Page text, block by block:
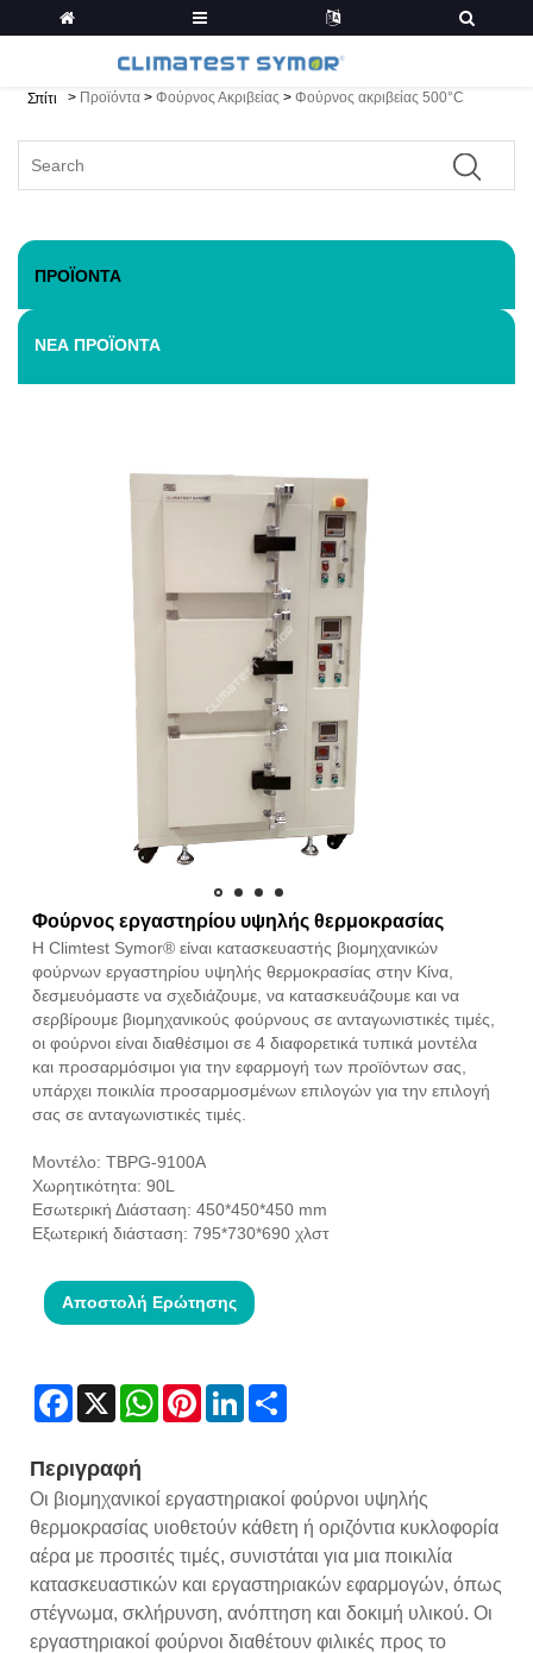
Σπίτι > Προϊόντα > Φούρνος Ακριβείας > Φούρνος ακριβείας 500°C
ΠΡΟΪΌΝΤΑ
ΝΈΑ ΠΡΟΪΌΝΤΑ
Φούρνος εργαστηρίου υψηλής θερμοκρασίας
Η Climtest Symor® είναι κατασκευαστής βιομηχανικών
φούρνων εργαστηρίου υψηλής θερμοκρασίας στην Κίνα,
δεσμευόμαστε να σχεδιάζουμε, να κατασκευάζουμε και να
σερβίρουμε βιομηχανικούς φούρνους σε ανταγωνιστικές τιμές,
οι φούρνοι είναι διαθέσιμοι σε 4 διαφορετικά τυπικά μοντέλα
και προσαρμόσιμοι για την εφαρμογή των προϊόντων σας,
υπάρχει ποικιλία προσαρμοσμένων επιλογών για την επιλογή
σας σε ανταγωνιστικές τιμές.
Μοντέλο: TBPG-9100A
Χωρητικότητα: 90L
Εσωτερική Διάσταση: 450*450*450 mm
Εξωτερική διάσταση: 795*730*690 χλστ
Αποστολή Ερώτησης
Facebook
X WhatsAppPinterestLinkedIn
Περιγραφή
Οι βιομηχανικοί εργαστηριακοί φούρνοι υψηλής
θερμοκρασίας υιοθετούν κάθετη ή οριζόντια κυκλοφορία
αέρα με προσιτές τιμές, συνιστάται για μια ποικιλία
κατασκευαστικών και εργαστηριακών εφαρμογών, όπως
στέγνωμα, σκλήρυνση, ανόπτηση και δοκιμή υλικού. Οι
εργαστηριακοί φούρνοι διαθέτουν φιλικές προς το